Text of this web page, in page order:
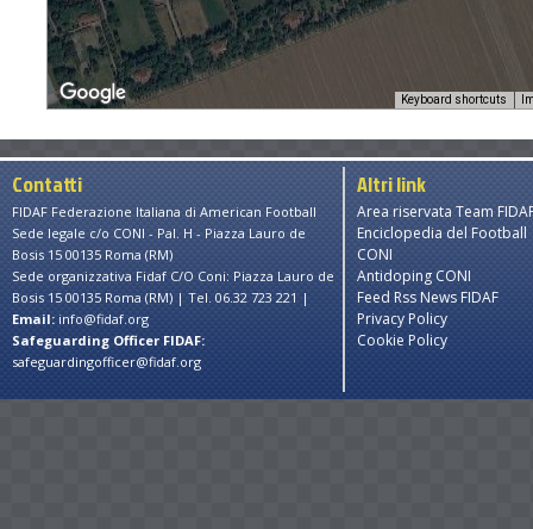
Keyboard shortcuts
Contatti
FIDAF Federazione Italiana di American Football
Sede legale c/o CONI - Pal. H - Piazza Lauro de
Bosis 15 00135 Roma (RM)
Sede organizzativa Fidaf C/O Coni: Piazza Lauro de
Bosis 15 00135 Roma (RM) | Tel. 06.32 723 221 |
Email: info@fidaf.org
Safeguarding Officer FIDAF:
safeguardingofficer@fidaf.org
Altri link
Area riservata Team
Enciclopedia del Football
CONI
Antidoping CONI
Feed Rss News FIDAF
Privacy Policy
Cookie Policy